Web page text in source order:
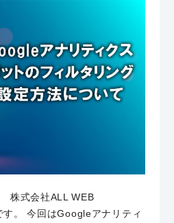
株式会社ALL WEB
。 今回はGoogleアナリティ